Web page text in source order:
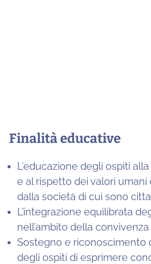
Finalità educative
L’educazione degli ospiti
e al rispetto dei valori umani
dalla società di cui sono
L’integrazione equilibrata
nell’ambito della
Sostegno e riconoscimento
degli ospiti di esprimere